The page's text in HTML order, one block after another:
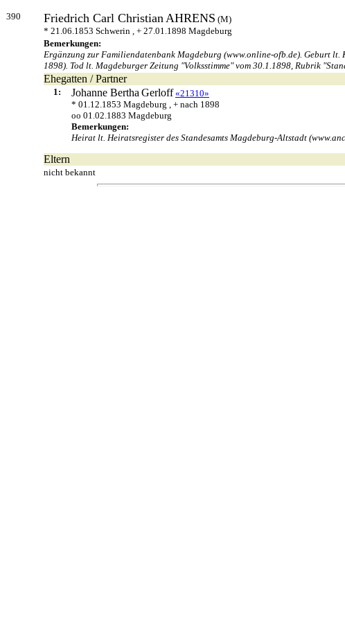
390 Friedrich Carl ChristianAHRENS (M)
* 21.06.1853 Schwerin , + 27.01.1898 Magdeburg
Bemerkungen:
Ergänzung zur Familiendatenbank Magdeburg (www.online-ofb.de). Geburt
1898). Tod lt. Magdeburger Zeitung "Volksstimme" vom 30.1.1898, Rubrik
Ehegatten / Partner
1: Johanne Bertha Gerloff «21310»
* 01.12.1853 Magdeburg , + nach 1898
oo 01.02.1883 Magdeburg
Bemerkungen:
Heirat lt. Heiratsregister des Standesamts Magdeburg-Altstadt
Eltern
nicht bekannt